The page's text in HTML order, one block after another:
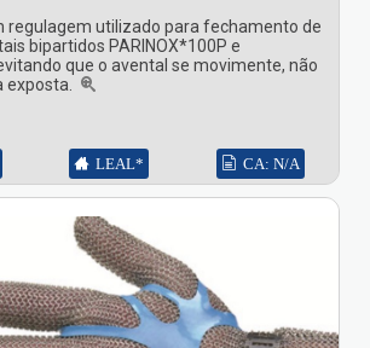
regulagem utilizado para fechamento de
bipartidos PARINOX*100P e
que o avental se movimente, não
exposta.
LEAL* CA: N/A